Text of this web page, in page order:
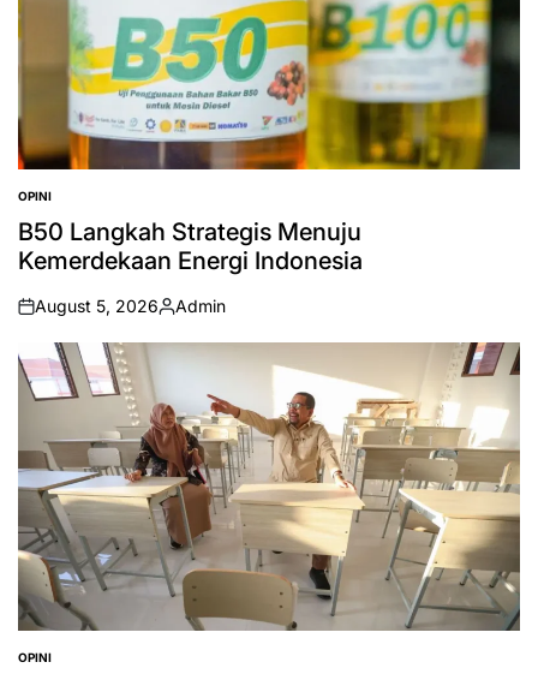
POSTED
IN
OPINI
B50 Langkah Strategis Menuju
Kemerdekaan Energi Indonesia
on
August 5, 2026
Posted
by
Admin
POSTED
OPINI